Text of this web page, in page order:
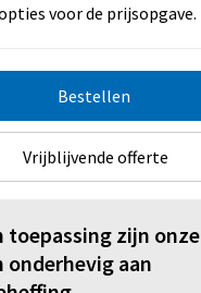
voor de prijsopgave.
Bestellen
Vrijblijvende offerte
toepassing zijn onze
onderhevig aan